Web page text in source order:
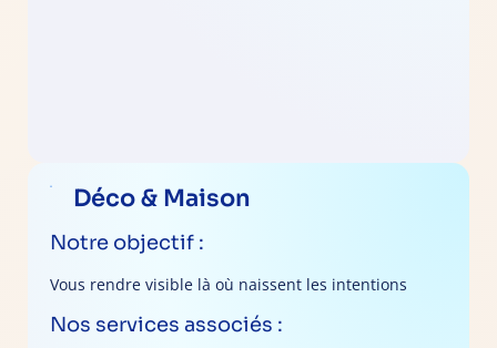
Déco & Maison
Notre objectif :
Vous rendre visible là où naissent les intentions
Nos services associés :